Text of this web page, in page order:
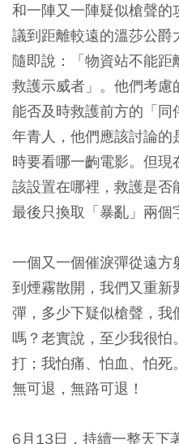
和一陣又一陣疑似槍聲
議到距離較遠的溫莎公
隨即說：「物資站不能
救護示威者」。他們考
能否及時救護前方的「
年青人，他們應該討論
時要看哪一齣電影。但
該設置在哪裡，救護是
最後只換取「暴亂」兩個
一個又一個催淚彈從遠
到煙霧散開，我們又重
彈，多少下疑似槍聲，
嗎？老實說，至少我很
打；我怕痛、怕血、怕死
無可退，無路可退！
6月13日，持續一整天下